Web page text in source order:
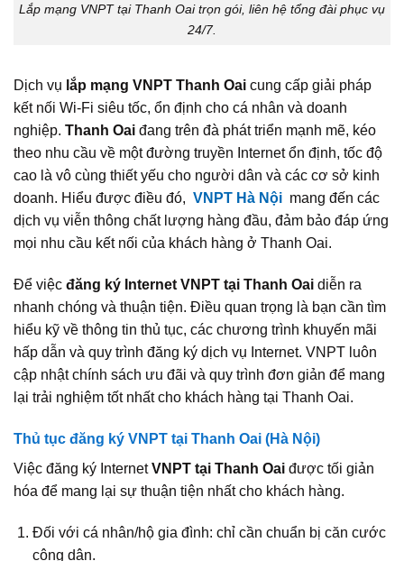
Lắp mạng VNPT tại Thanh Oai trọn gói, liên hệ tổng đài phục vụ
24/7.
Dịch vụ lắp mạng VNPT Thanh Oai cung cấp giải pháp
kết nối Wi‑Fi siêu tốc, ổn định cho cá nhân và doanh
nghiệp. Thanh Oai đang trên đà phát triển mạnh mẽ, kéo
theo nhu cầu về một đường truyền Internet ổn định, tốc độ
cao là vô cùng thiết yếu cho người dân và các cơ sở kinh
doanh. Hiểu được điều đó, VNPT Hà Nội mang đến các
dịch vụ viễn thông chất lượng hàng đầu, đảm bảo đáp ứng
mọi nhu cầu kết nối của khách hàng ở Thanh Oai.
Để việc đăng ký Internet VNPT tại Thanh Oai diễn ra
nhanh chóng và thuận tiện. Điều quan trọng là bạn cần tìm
hiểu kỹ về thông tin thủ tục, các chương trình khuyến mãi
hấp dẫn và quy trình đăng ký dịch vụ Internet. VNPT luôn
cập nhật chính sách ưu đãi và quy trình đơn giản để mang
lại trải nghiệm tốt nhất cho khách hàng tại Thanh Oai.
Thủ tục đăng ký VNPT tại Thanh Oai (Hà Nội)
Việc đăng ký InternetVNPT tại Thanh Oai được tối giản
hóa để mang lại sự thuận tiện nhất cho khách hàng.
Đối với cá nhân/hộ gia đình: chỉ cần chuẩn bị căn cước
công dân.